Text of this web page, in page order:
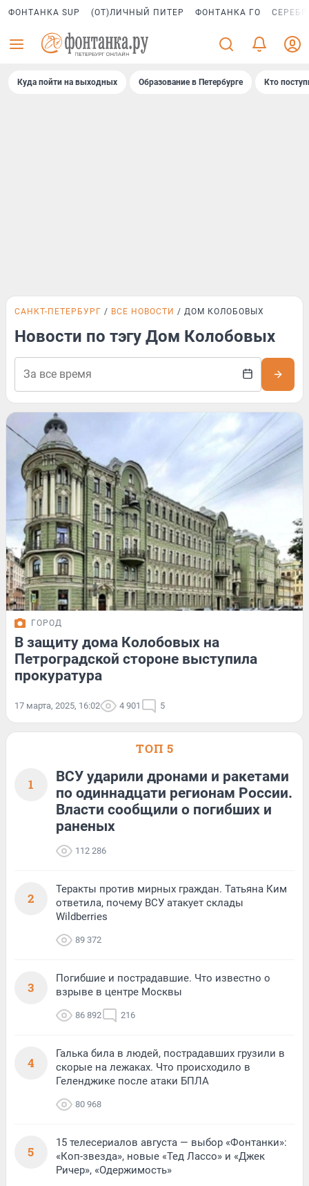
ФОНТАНКА SUP (ОТ)ЛИЧНЫЙ ПИТЕР ФОНТАНКА ГО
Куда пойти на выходных Образование в Петербурге Кто
САНКТ-ПЕТЕРБУРГ ВСЕ НОВОСТИ ДОМ КОЛОБОВЫХ
Новости по тэгу Дом Колобовых
ГОРОД
В защиту дома Колобовых на
Петроградской стороне выступила
прокуратура
17 марта, 2025, 16:02 4 901 5
ТОП 5
1
ВСУ ударили дронами и ракетами
по одиннадцати регионам России.
Власти сообщили о погибших и
раненых
112 286
2
Теракты против мирных граждан. Татьяна Ким
ответила, почему ВСУ атакует склады
Wildberries
89 372
3
Погибшие и пострадавшие. Что известно о
взрыве в центре Москвы
86 892 216
4
Галька била в людей, пострадавших грузили в
скорые на лежаках. Что происходило в
Геленджике после атаки БПЛА
80 968
5
15 телесериалов августа — выбор «Фонтанки»:
«Коп-звезда», новые «Тед Лассо» и «Джек
Ричер», «Одержимость»